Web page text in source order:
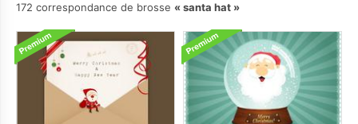
172 correspondance de brosse
santa hat